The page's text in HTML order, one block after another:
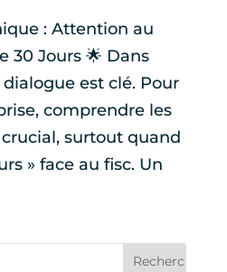
: Attention au
30 Jours 🌟 Dans
dialogue est clé. Pour
comprendre les
surtout quand
» face au fisc. Un